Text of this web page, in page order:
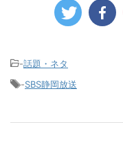
-話題・ネタ
-SBS静岡放送